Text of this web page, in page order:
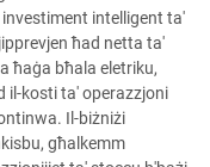
intelligent ta'
ħad netta ta'
ħaġa bħala eletriku,
il-kosti ta' operazzjoni
Il-biżniżi
għalkemm